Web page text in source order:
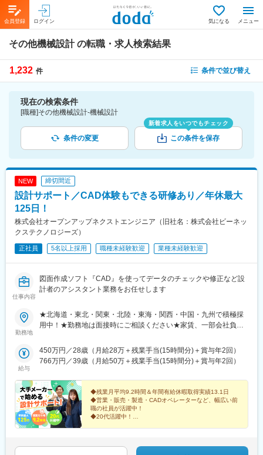
会員登録 ログイン 気になる メニュー
その他機械設計の転職・求人検索結果
1,232 件 条件で並び替え
現在の検索条件
[職種]その他機械設計-機械設計
条件の変更
新着求人をいつでもチェック
この条件を保存
NEW 締切間近
設計サポート／CAD体験もできる研修あり／年休最大
125日！
株式会社オープンアップネクストエンジニア（旧社名：株式会社ビーネッ
クステクノロジーズ）
正社員 5名以上採用 職種未経験歓迎 業種未経験歓迎
仕事内容
図面作成ソフト『CAD』を使ってデータのチェックや修正など設
計者のアシスタント業務をお任せします
勤務地
★北海道・東北・関東・北陸・東海・関西・中国・九州で積極採
用中！★勤務地は面接時にご相談ください★家賃、一部会社負担
岩手、宮城、山形、福島、茨城、栃木、群馬、埼玉、千葉、東
京、神奈川、富山、石川、山梨、長野、岐阜、静岡、愛知、三
賀、長崎、熊本、大分、宮崎、鹿児島
給与
450万円／28歳（月給28万＋残業手当(15時間分)＋賞与年2回）
766万円／39歳（月給50万＋残業手当(15時間分)＋賞与年2回）
◆残業月平均9.2時間＆年間有給休暇取得実績13.1日
◆営業・販売・製造・CADオペレーターなど、幅広い前
職の社員が活躍中！
◆20代活躍中！